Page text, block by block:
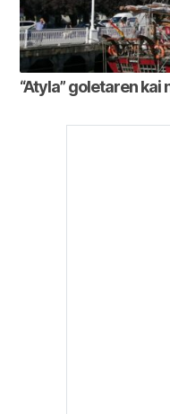
“Atyla” goletaren